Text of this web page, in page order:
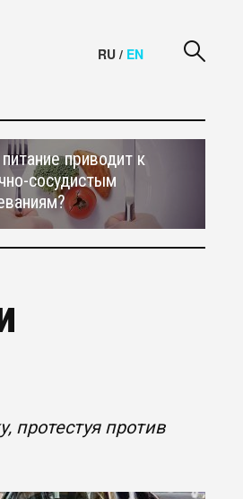
RU / EN
приводит к
сосудистым
протестуя против